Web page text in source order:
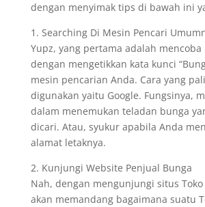
dengan menyimak tips di bawah ini
1. Searching Di Mesin Pencari
Yupz, yang pertama adalah
dengan mengetikkan kata kunci
mesin pencarian Anda. Cara yang
digunakan yaitu Google. Fungsinya,
dalam menemukan teladan bunga
dicari. Atau, syukur apabila Anda
alamat letaknya.
2. Kunjungi Website Penjual Bunga
Nah, dengan mengunjungi situs
akan memandang bagaimana suatu